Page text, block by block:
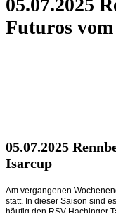
Futuros
05.07.2025
Isarcup
Am vergangenen
statt. In dieser Saison sind